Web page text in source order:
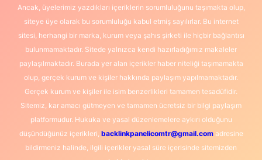
Ancak, üyelerimiz yazdıkları içeriklerin sorumluluğunu taşımakta olup,
siteye üye olarak bu sorumluluğu kabul etmiş sayılırlar. Bu internet
sitesi, herhangi bir marka, kurum veya şahıs şirketi ile hiçbir bağlantısı
bulunmamaktadır. Sitede yalnızca kendi hazırladığımız makaleler
paylaşılmaktadır. Burada yer alan içerikler haber niteliği taşımamakta
olup, gerçek kurum ve kişiler hakkında paylaşım yapılmamaktadır.
Gerçek kurum ve kişiler ile isim benzerlikleri tamamen tesadüfidir.
Sitemiz, kar amacı gütmeyen ve tamamen ücretsiz bir bilgi paylaşım
platformudur. Hukuka ve yasal düzenlemelere aykırı olduğunu
düşündüğünüz içerikleri, backlinkpanelicomtr@gmail.comadresine
bildirmeniz halinde, ilgili içerikler yasal süre içerisinde sitemizden